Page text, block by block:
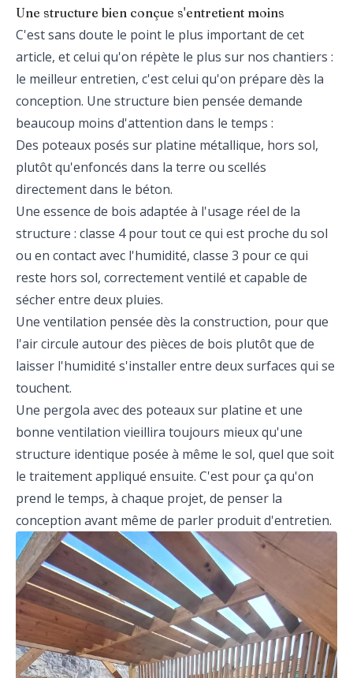
Une structure bien conçue s'entretient moins
C'est sans doute le point le plus important de cet
article, et celui qu'on répète le plus sur nos chantiers :
le meilleur entretien, c'est celui qu'on prépare dès la
conception. Une structure bien pensée demande
beaucoup moins d'attention dans le temps :
Des poteaux posés sur platine métallique, hors sol,
plutôt qu'enfoncés dans la terre ou scellés
directement dans le béton.
Une essence de bois adaptée à l'usage réel de la
structure : classe 4 pour tout ce qui est proche du sol
ou en contact avec l'humidité, classe 3 pour ce qui
reste hors sol, correctement ventilé et capable de
sécher entre deux pluies.
Une ventilation pensée dès la construction, pour que
l'air circule autour des pièces de bois plutôt que de
laisser l'humidité s'installer entre deux surfaces qui se
touchent.
Une pergola avec des poteaux sur platine et une
bonne ventilation vieillira toujours mieux qu'une
structure identique posée à même le sol, quel que soit
le traitement appliqué ensuite. C'est pour ça qu'on
prend le temps, à chaque projet, de penser la
conception avant même de parler produit d'entretien.